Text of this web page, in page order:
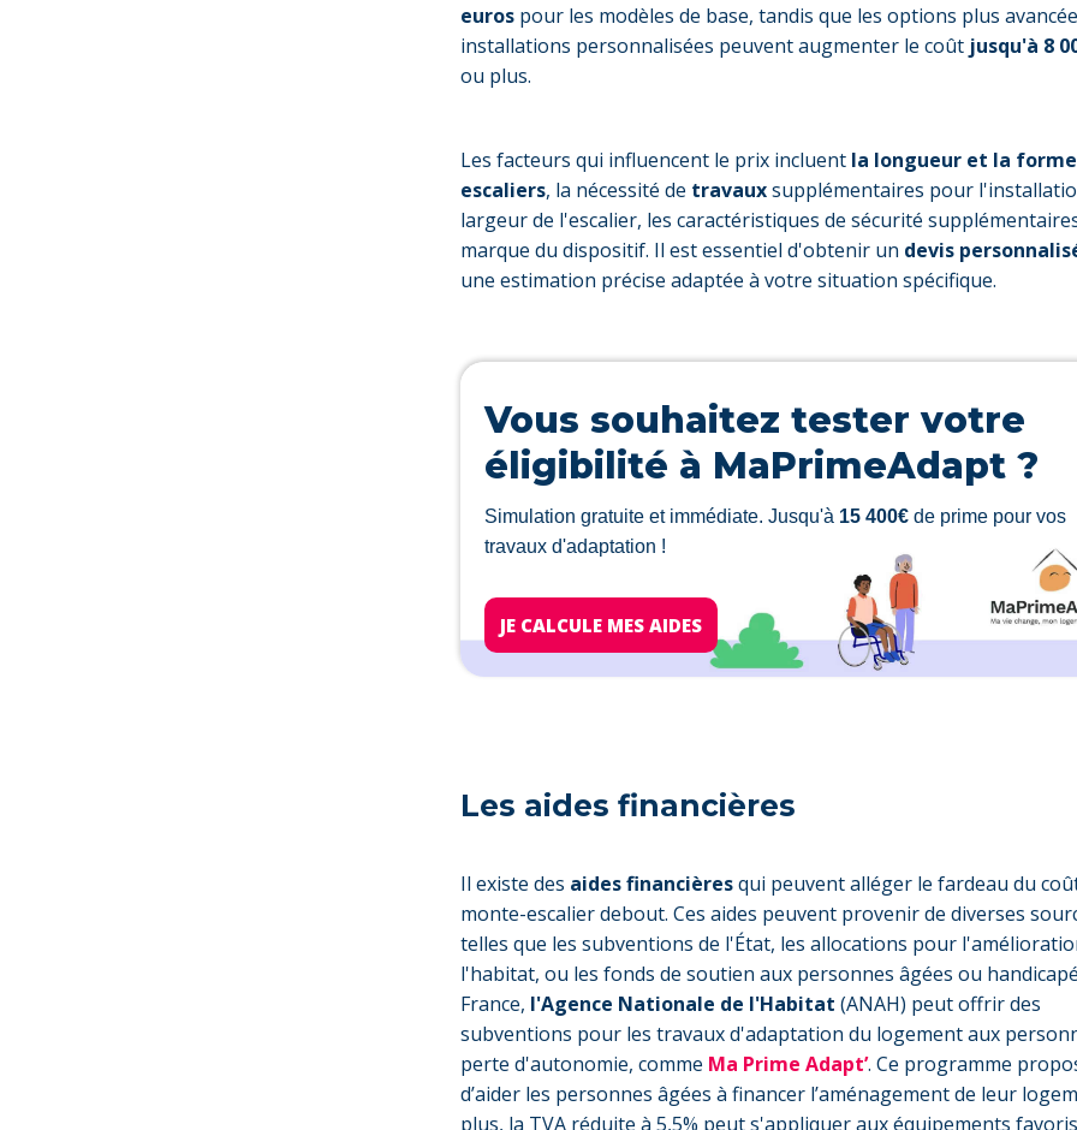
eurospour les modèles de base, tandis que les options plus
installations personnalisées peuvent augmenter le coût jusqu'à 8
ou plus.
Les facteurs qui influencent le prix incluent la longueur et la
escaliers, la nécessité de travauxsupplémentaires pour
largeur de l'escalier, les caractéristiques de sécurité
marque du dispositif. Il est essentiel d'obtenir un devis
une estimation précise adaptée à votre situation spécifique.
Vous souhaitez tester votre
éligibilité à MaPrimeAdapt ?
Simulation gratuite et immédiate. Jusqu'à 15 400€de prime pour vos
travaux d'adaptation !
JE CALCULE MES AIDES
Les aides financières
Il existe des aides financièresqui peuvent alléger le fardeau du
monte-escalier debout. Ces aides peuvent provenir de diverses
telles que les subventions de l'État, les allocations pour
l'habitat, ou les fonds de soutien aux personnes âgées ou
France, l'Agence Nationale de l'Habitat (ANAH) peut offrir des
subventions pour les travaux d'adaptation du logement aux
perte d'autonomie, comme Ma Prime Adapt’. Ce programme
d’aider les personnes âgées à financer l’aménagement de leur
plus, la TVA réduite à 5,5% peut s'appliquer aux équipements